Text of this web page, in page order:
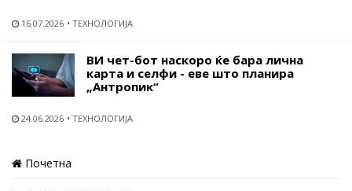
16.07.2026 ТЕХНОЛОГИЈА
ВИ чет-бот наскоро ќе бара лична
карта и селфи - еве што планира
„Антропик“
24.06.2026 ТЕХНОЛОГИЈА
Почетна